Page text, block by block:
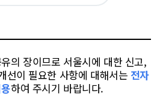
의 장이므로 서울시에 대한 신고,
선이 필요한 사항에 대해서는 전자
하여 주시기 바랍니다.